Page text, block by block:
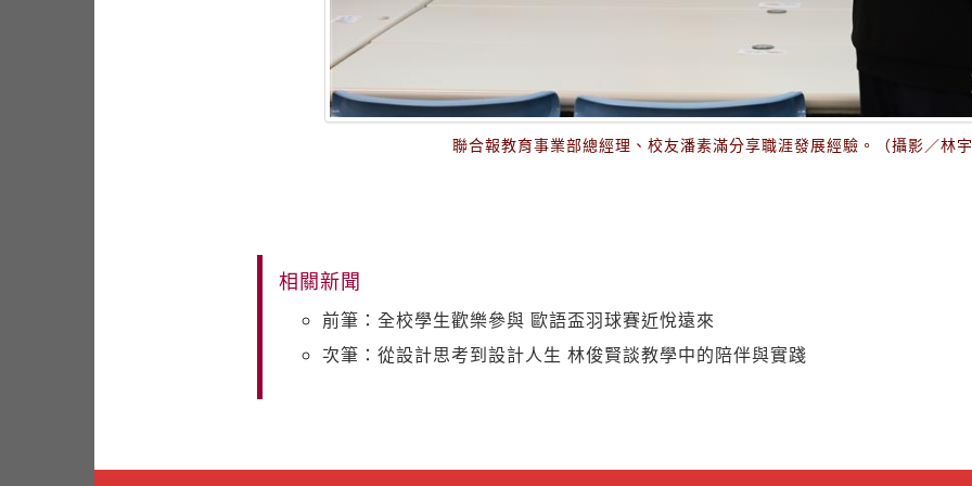
聯合報教育事業部總經理、校友潘素滿分享職涯發展經驗。（攝影／林
相關新聞
前筆：全校學生歡樂參與 歐語盃羽球賽近悅遠來
次筆：從設計思考到設計人生 林俊賢談教學中的陪伴與實踐